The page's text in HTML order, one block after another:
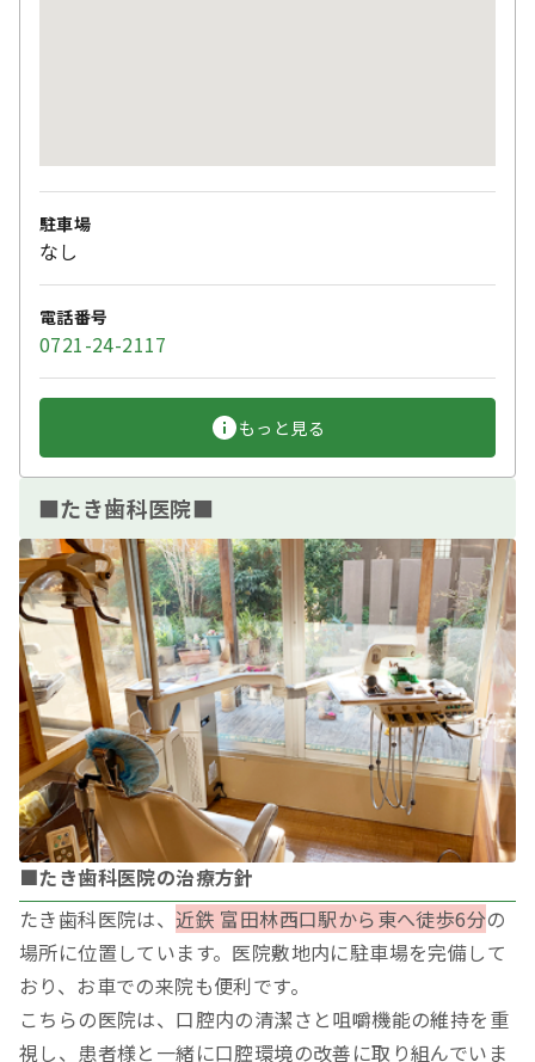
駐車場
なし
電話番号
0721-24-2117
もっと見る
■たき歯科医院■
■たき歯科医院の治療方針
たき歯科医院は、近鉄 富田林西口駅から東へ徒歩6分の
場所に位置しています。医院敷地内に駐車場を完備して
おり、お車での来院も便利です。
こちらの医院は、口腔内の清潔さと咀嚼機能の維持を重
視し、患者様と一緒に口腔環境の改善に取り組んでいま